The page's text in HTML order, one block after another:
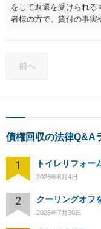
をして返還を受けられる
者様の方で、貸付の事実
の弁護士に、貸付メモや
るのがよろしいかと思い
前へ
債権回収の法律Q&A
1 トイレリフォー
2026年8月4日
2
2026年7月30日